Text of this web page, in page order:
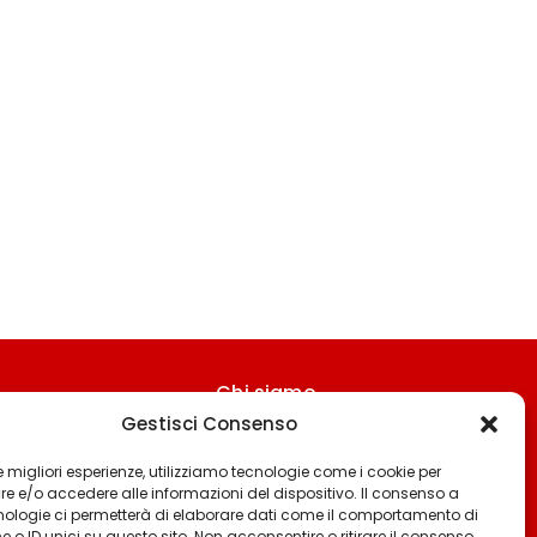
Gestisci Consenso
migliori esperienze, utilizziamo tecnologie come i cookie per
e/o accedere alle informazioni del dispositivo. Il consenso a
ci permetterà di elaborare dati come il comportamento di
Chi siamo
Contattaci
Termini & Condizioni
Cookie policy